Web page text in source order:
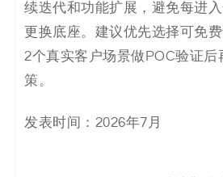
续迭代和功能扩展，避免每进
更换底座。建议优先选择可免
2个真实客户场景做POC验证后
策。
发表时间：2026年7月